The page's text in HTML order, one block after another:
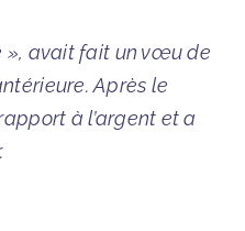
», avait fait un vœu de
Après le
à l’argent et a